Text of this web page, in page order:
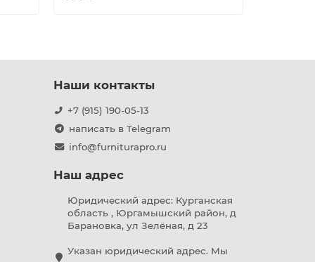
Наши контакты
+7 (915) 190-05-13
написать в Telegram
info@furniturapro.ru
Наш адрес
Юридический адрес: Курганская
область , Юргамышский район, д
Барановка, ул Зелёная, д 23
Указан юридический адрес. Мы